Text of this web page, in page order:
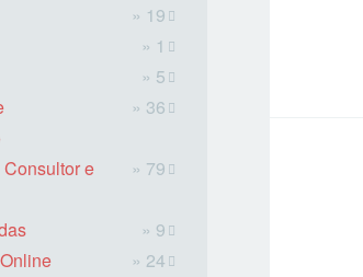
» 19
» 1
» 5
» 36
e
» 79
» 9
» 24